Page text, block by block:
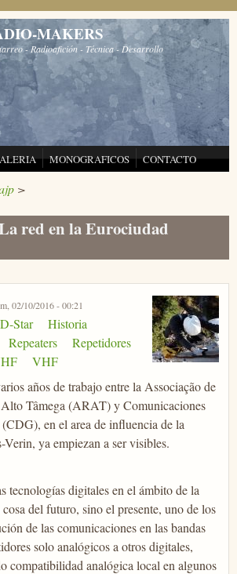
MAKERS
- Radioafición - Técnica - Desarrollo
MONOGRAFICOS CONTACTO
>
red en la Eurociudad
02/10/2016 - 00:21
D-Star
Historia
Repeaters
Repetidores
VHF
años de trabajo entre la Associação de
Tâmega (ARAT) y Comunicaciones
en el area de influencia de la
ya empiezan a ser visibles.
tecnologías digitales en el ámbito de la
del futuro, sino el presente, uno de los
de las comunicaciones en las bandas
solo analógicos a otros digitales,
compatibilidad analógica local en algunos